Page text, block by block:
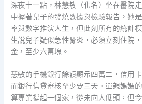
深夜十一點，林慧敏（化名）坐在醫院
中握著兒子的發燒數據與檢驗報告。她
率與數字推演人生，但此刻所有的統計
生說兒子疑似急性腎炎，必須立刻住院
金，至少六萬塊。
慧敏的手機銀行餘額顯示四萬二，信用
而銀行信貸審核至少要三天。單親媽媽
算專業撐起一個家，從未向人低頭，但